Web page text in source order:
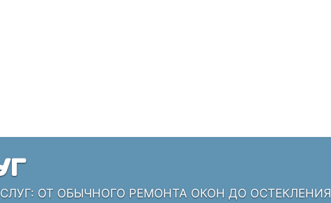
ОТ ОБЫЧНОГО РЕМОНТА ОКОН ДО ОСТЕКЛЕНИЯ